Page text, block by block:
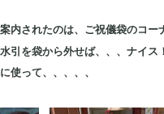
内されたのは、ご祝儀袋のコー
引を袋から外せば、、、ナイス
って、、、、、